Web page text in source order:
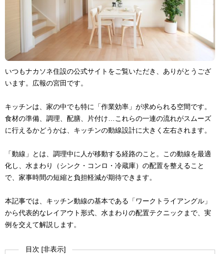
いつもナカソネ住設の公式サイトをご覧いただき、ありがとうござ
います。広報の宮田です。
キッチンは、家の中でも特に「作業効率」が求められる空間です。
食材の準備、調理、配膳、片付け…これらの一連の流れがスムーズ
に行えるかどうかは、キッチンの動線設計に大きく左右されます。
「動線」とは、調理中に人が移動する経路のこと。この動線を最適
化し、水まわり（シンク・コンロ・冷蔵庫）の配置を整えること
で、家事時間の短縮と負担軽減が期待できます。
本記事では、キッチン動線の基本である「ワークトライアングル」
から代表的なレイアウト形式、水まわりの配置テクニックまで、実
例を交えて解説します。
目次 [非表示]